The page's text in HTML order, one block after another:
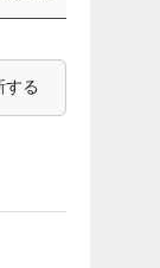
する